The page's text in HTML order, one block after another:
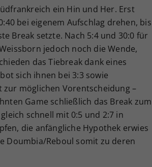
ein Hin und Her. Erst
bei eigenem Aufschlag drehen, bis
Break setzte. Nach 5:4 und 30:0 für
jedoch noch die Wende,
das Tiebreak dank eines
sich ihnen bei 3:3 sowie
zur möglichen Vorentscheidung –
Game schließlich das Break zum
schnell mit 0:5 und 2:7 in
die anfängliche Hypothek erwies
Doumbia/Reboul somit zu deren